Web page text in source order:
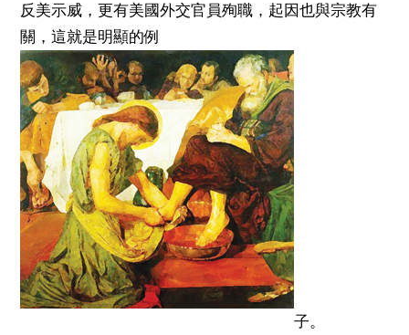
反美示威，更有美國外交官員殉職，起因也與宗教有
關，這就是明顯的例
子。